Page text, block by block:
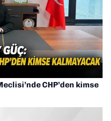
CHP’den kimse